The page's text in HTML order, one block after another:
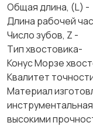
Общая длина,
Длина рабочей
Число зубов,
Тип
Конус Морзе
Квалитет
Материал
высокими